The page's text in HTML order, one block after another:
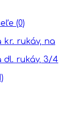
(0)
kr. rukáv, na
dl. rukáv, 3/4